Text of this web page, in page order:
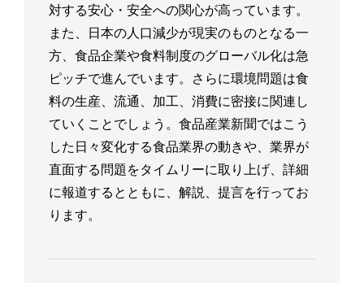
対する安心・安全への関心が高っています。
また、日本の人口減少が現実のものとなる一
方、食品企業や食料制度のグローバル化は急
ピッチで進んでいます。さらに環境問題は食
料の生産、流通、加工、消費に密接に関連し
ていくことでしょう。食品産業新聞ではこう
した日々変化する食品業界の動きや、業界が
直面する問題をタイムリーに取り上げ、詳細
に報道するとともに、解説、提言を行ってお
ります。